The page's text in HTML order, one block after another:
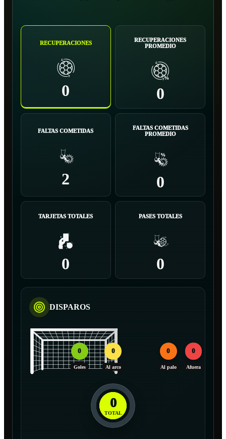
RECUPERACIONES
0
RECUPERACIONES
PROMEDIO
0
FALTAS COMETIDAS
2
FALTAS COMETIDAS
PROMEDIO
0
TARJETAS TOTALES
0
PASES TOTALES
0
DISPAROS
0
Goles
0
Al arco
0
Al palo
0
Afuera
0
TOTAL